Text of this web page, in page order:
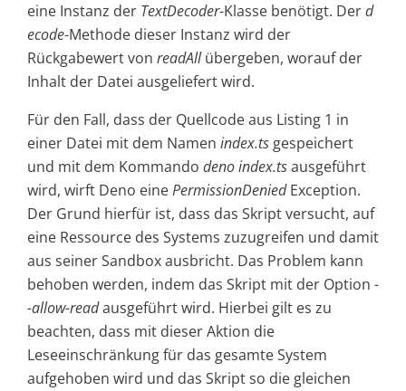
eine Instanz der TextDecoder-Klasse benötigt. Derd
ecode-Methode dieser Instanz wird der
Rückgabewert von readAllübergeben, worauf der
Inhalt der Datei ausgeliefert wird.
Für den Fall, dass der Quellcode aus Listing 1 in
einer Datei mit dem Namen index.ts gespeichert
und mit dem Kommando deno index.tsausgeführt
wird, wirft Deno einePermissionDeniedException.
Der Grund hierfür ist, dass das Skript versucht, auf
eine Ressource des Systems zuzugreifen und damit
aus seiner Sandbox ausbricht. Das Problem kann
behoben werden, indem das Skript mit der Option -
-allow-readausgeführt wird. Hierbei gilt es zu
beachten, dass mit dieser Aktion die
Leseeinschränkung für das gesamte System
aufgehoben wird und das Skript so die gleichen